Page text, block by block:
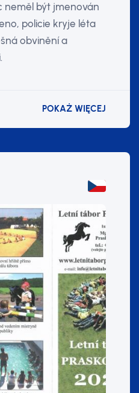
neměl být jmenován
policie kryje léta
obvinění a
POKAŻ WIĘCEJ